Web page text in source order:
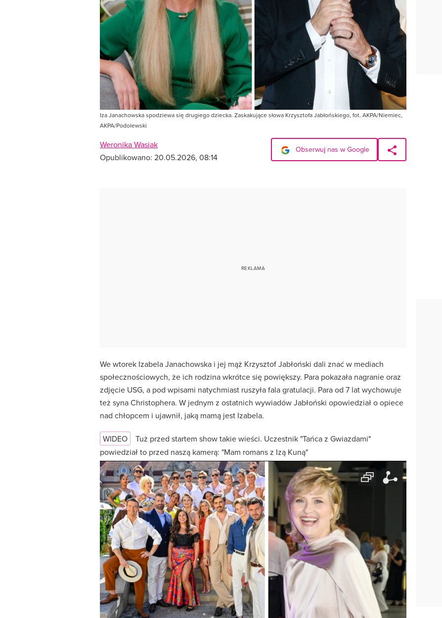
Iza Janachowska spodziewa się drugiego dziecka. Zaskakujące słowa Krzysztofa Jabłońskiego, fot. AKPA/Niemiec,
AKPA/Podolewski
Weronika Wasiak
Opublikowano: 20.05.2026, 08:14
Obserwuj nas w Google
We wtorek Izabela Janachowska i jej mąż Krzysztof Jabłoński dali znać w mediach
społecznościowych, że ich rodzina wkrótce się powiększy. Para pokazała nagranie oraz
zdjęcie USG, a pod wpisami natychmiast ruszyła fala gratulacji. Para od 7 lat wychowuje
też syna Christophera. W jednym z ostatnich wywiadów Jabłoński opowiedział o opiece
nad chłopcem i ujawnił, jaką mamą jest Izabela.
WIDEO
Tuż przed startem show takie wieści. Uczestnik "Tańca z Gwiazdami"
powiedział to przed naszą kamerą: "Mam romans z Izą Kuną"